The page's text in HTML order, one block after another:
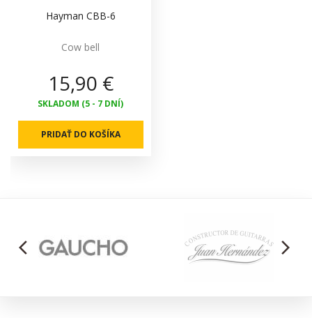
Hayman CBB-6
Cow bell
15,90 €
SKLADOM (5 - 7 DNÍ)
PRIDAŤ DO KOŠÍKA
arrow_back_ios arrow_forward_ios